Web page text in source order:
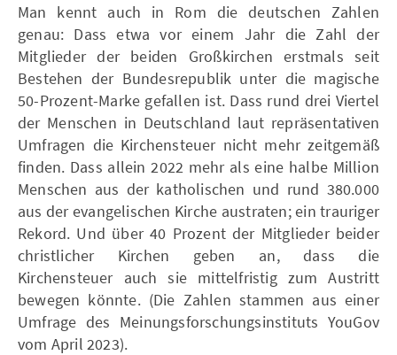
Man kennt auch in Rom die deutschen Zahlen
genau: Dass etwa vor einem Jahr die Zahl der
Mitglieder der beiden Großkirchen erstmals seit
Bestehen der Bundesrepublik unter die magische
50-Prozent-Marke gefallen ist. Dass rund drei Viertel
der Menschen in Deutschland laut repräsentativen
Umfragen die Kirchensteuer nicht mehr zeitgemäß
finden. Dass allein 2022 mehr als eine halbe Million
Menschen aus der katholischen und rund 380.000
aus der evangelischen Kirche austraten; ein trauriger
Rekord. Und über 40 Prozent der Mitglieder beider
christlicher Kirchen geben an, dass die
Kirchensteuer auch sie mittelfristig zum Austritt
bewegen könnte. (Die Zahlen stammen aus einer
Umfrage des Meinungsforschungsinstituts YouGov
vom April 2023).